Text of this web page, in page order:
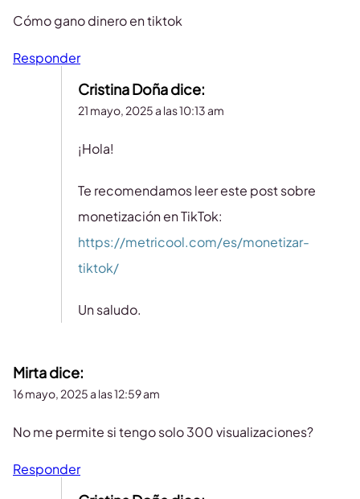
Cómo gano dinero en tiktok
Responder
Cristina Doñadice:
21 mayo, 2025 a las 10:13 am
¡Hola!
Te recomendamos leer este post sobre
monetización en TikTok:
https://metricool.com/es/monetizar-
tiktok/
Un saludo.
Mirtadice:
16 mayo, 2025 a las 12:59 am
No me permite si tengo solo 300 visualizaciones?
Responder